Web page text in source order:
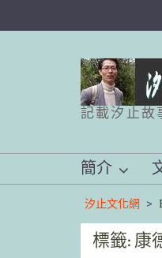
記載汐止故
簡介
汐止文化網 >
標籤: 康